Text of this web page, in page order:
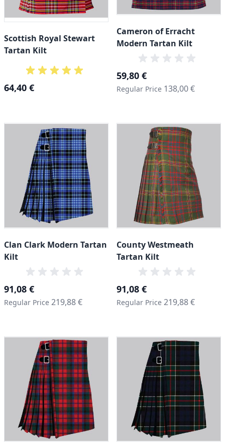
Scottish Royal Stewart
Tartan Kilt
64,40 €
Cameron of Erracht
Modern Tartan Kilt
Special Price
59,80 €
Regular Price 138,00 €
Clan Clark Modern Tartan
Kilt
Special Price
91,08 €
Regular Price 219,88 €
County Westmeath
Tartan Kilt
Special Price
91,08 €
Regular Price 219,88 €